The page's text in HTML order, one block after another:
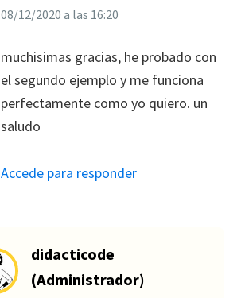
08/12/2020 a las 16:20
muchisimas gracias, he probado con
el segundo ejemplo y me funciona
perfectamente como yo quiero. un
saludo
Accede para responder
didacticode
(Administrador)